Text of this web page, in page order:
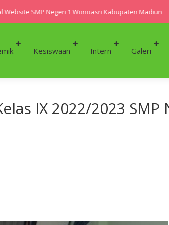
SMP Negeri 1 Wonoasri Kabupaten Madiun
Kesiswaan Intern Galeri
IX 2022/2023